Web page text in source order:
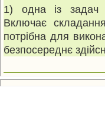
1) одна із задач
Включає
потрібна для
безпосереднє